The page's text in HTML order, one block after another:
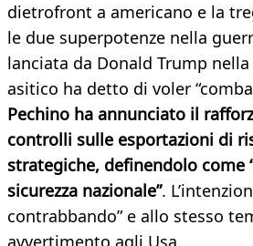
dietrofront a americano e la
le due superpotenze nella
lanciata da Donald Trump
asitico ha detto di voler
Pechino ha annunciato il
controlli sulle esportazioni di
strategiche, definendolo come
sicurezza nazionale”.
contrabbando” e allo stesso
avvertimento agli Usa.